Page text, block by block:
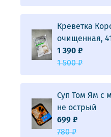
Креветка
очищенная,
1 390 ₽
1 500 ₽
Суп Том Ям с
не острый
699 ₽
780 ₽